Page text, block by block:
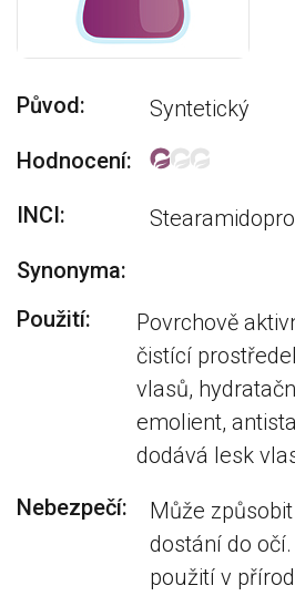
Původ:
Syntetický
Hodnocení:
INCI:
Synonyma:
Použití:
Povrchově
čistící
vlasů,
emolient,
dodává lesk
Nebezpečí:
Může
dostání do
použití v